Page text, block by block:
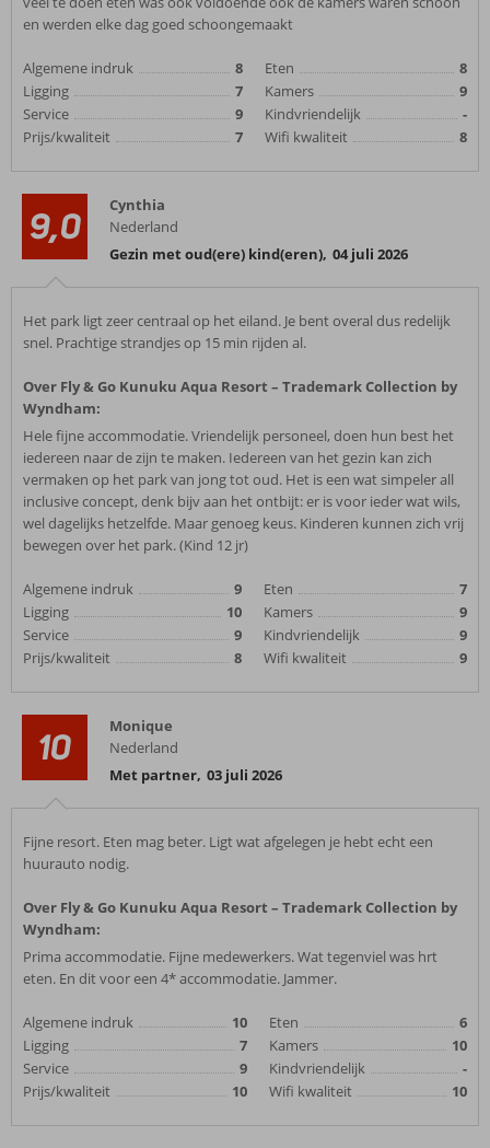
en werden elke dag goed schoongemaakt
Algemene indruk
8
Ligging
7
Service
9
Prijs/kwaliteit
7
Eten
8
Kamers
9
Kindvriendelijk
-
Wifi kwaliteit
8
9,0
Cynthia
Nederland
Gezin met oud(ere) kind(eren), 04 juli 2026
Het park ligt zeer centraal op het eiland. Je bent overal dus redelijk
snel. Prachtige strandjes op 15 min rijden al.
Over Fly & Go Kunuku Aqua Resort – Trademark Collection by
Wyndham:
Hele fijne accommodatie. Vriendelijk personeel, doen hun best het
iedereen naar de zijn te maken. Iedereen van het gezin kan zich
vermaken op het park van jong tot oud. Het is een wat simpeler all
inclusive concept, denk bijv aan het ontbijt: er is voor ieder wat wils,
wel dagelijks hetzelfde. Maar genoeg keus. Kinderen kunnen zich vrij
bewegen over het park. (Kind 12 jr)
Algemene indruk
9
Ligging
10
Service
9
Prijs/kwaliteit
8
Eten
7
Kamers
9
Kindvriendelijk
9
Wifi kwaliteit
9
10
Monique
Nederland
Met partner, 03 juli 2026
Fijne resort. Eten mag beter. Ligt wat afgelegen je hebt echt een
huurauto nodig.
Over Fly & Go Kunuku Aqua Resort – Trademark Collection by
Wyndham:
Prima accommodatie. Fijne medewerkers. Wat tegenviel was hrt
eten. En dit voor een 4* accommodatie. Jammer.
Algemene indruk
10
Ligging
7
Service
9
Prijs/kwaliteit
10
Eten
6
Kamers
10
Kindvriendelijk
-
Wifi kwaliteit
10